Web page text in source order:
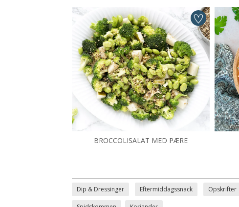
BROCCOLISALAT MED PÆRE
Dip & Dressinger Eftermiddagssnack Opskrifter